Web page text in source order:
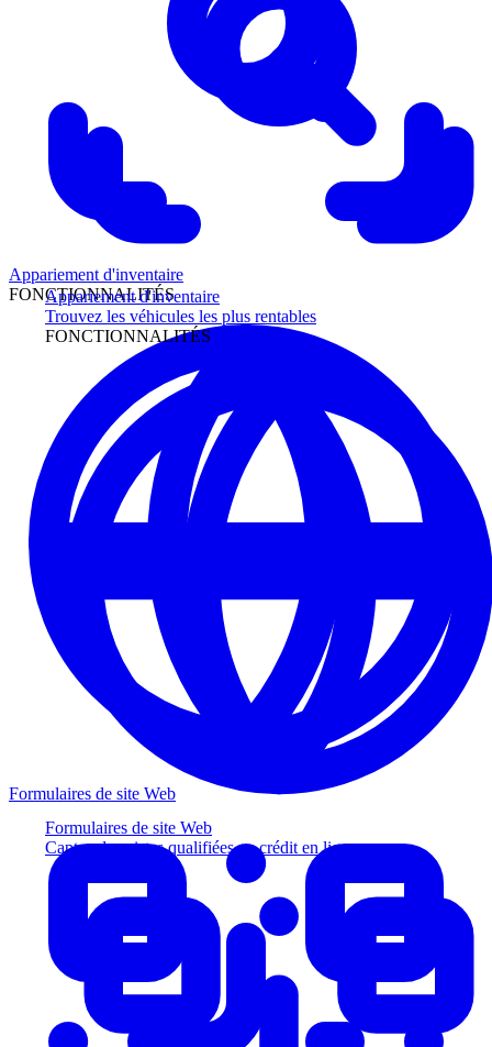
Appariement d'inventaire
Trouvez les véhicules les plus rentables
FONCTIONNALITÉS
Formulaires de site Web
Captez des pistes qualifiées au crédit en ligne
Appariement d'inventaire
FONCTIONNALITÉS
Formulaires de site Web